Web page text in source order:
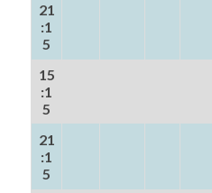
21
:1
5
15
:1
5
21
:1
5